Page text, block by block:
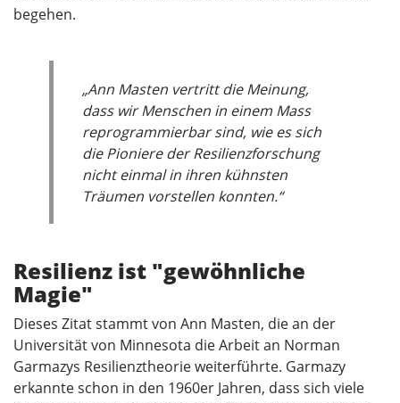
begehen.
„Ann Masten vertritt die Meinung,
dass wir Menschen in einem Mass
reprogrammierbar sind, wie es sich
die Pioniere der Resilienzforschung
nicht einmal in ihren kühnsten
Träumen vorstellen konnten.“
Resilienz ist "gewöhnliche
Magie"
Dieses Zitat stammt von Ann Masten, die an der
Universität von Minnesota die Arbeit an Norman
Garmazys Resilienztheorie weiterführte. Garmazy
erkannte schon in den 1960er Jahren, dass sich viele